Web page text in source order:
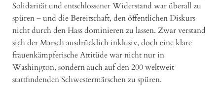
Solidarität und entschlossener Widerstand war überall zu
spüren – und die Bereitschaft, den öffentlichen Diskurs
nicht durch den Hass dominieren zu lassen. Zwar verstand
sich der Marsch ausdrücklich inklusiv, doch eine klare
frauenkämpferische Attitüde war nicht nur in
Washington, sondern auch auf den 200 weltweit
stattfindenden Schwestermärschen zu spüren.